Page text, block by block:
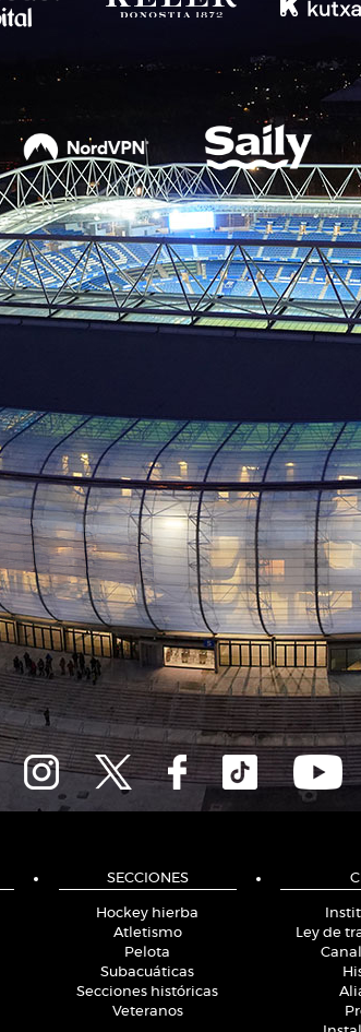
SECCIONES
Hockey hierba
Atletismo
Pelota
Subacuáticas
Secciones históricas
Veteranos
Ley de